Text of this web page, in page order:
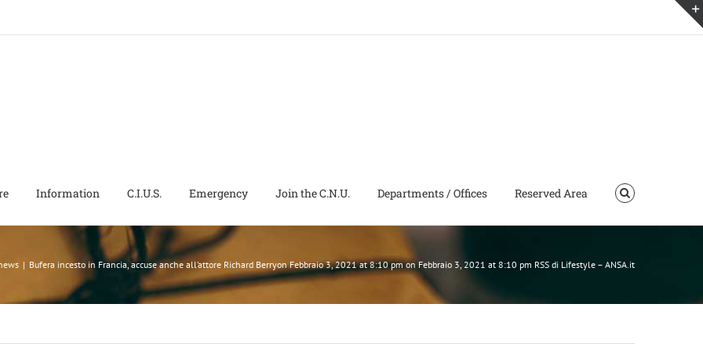
Information C.I.U.S. Emergency Join the C.N.U. Departments / Offices Reserved Area
| Bufera incesto in Francia, accuse anche all’attore Richard Berryon Febbraio 3, 2021 at 8:10 pm on Febbraio 3, 2021 at 8:10 pm RSS di Lifestyle – ANSA.it